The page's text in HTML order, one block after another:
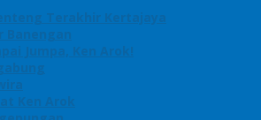
Terakhir Kertajaya
Banengan
Jumpa, Ken Arok!
Ken Arok